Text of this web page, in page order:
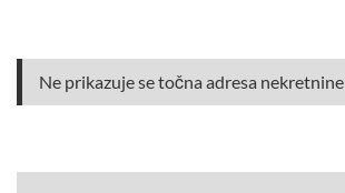
Ne prikazuje se točna adresa nekretnine